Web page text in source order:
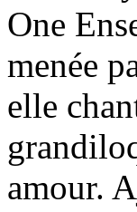
One
menée
elle
amour.